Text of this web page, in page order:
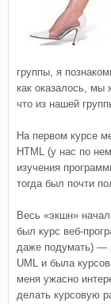
группы, я
как оказалось,
что из нашей
На первом курсе
HTML (у нас по
изучения
тогда был почти
Весь «экшн»
был курс веб-
даже подумать) —
UML и была
меня ужасно
делать курсовую